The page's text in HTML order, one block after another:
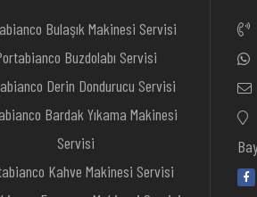
Bulaşık Makinesi Servisi
Buzdolabı Servisi
Derin Dondurucu Servisi
Bardak Yıkama Makinesi
Servisi
Kahve Makinesi Servisi